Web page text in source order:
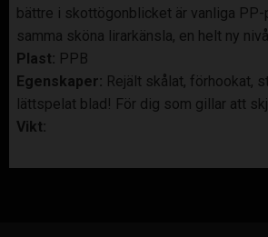
bättre i skottögonblicket är vanliga PP-
samma sköna lirarkänsla, en helt ny
Plast: PPB
Egenskaper: Rejält skålat, förhookat,
lättspelat blad! För dig som gillar att
Vikt: